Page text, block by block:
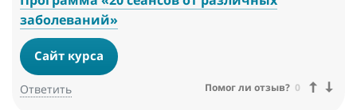
заболеваний»
Сайт курса
Ответить Помог ли отзыв? 0